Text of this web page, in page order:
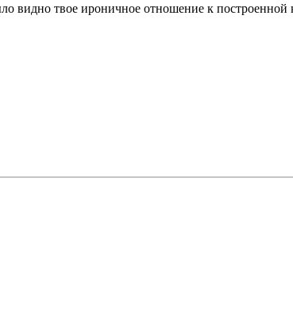
видно твое ироничное отношение к построенной